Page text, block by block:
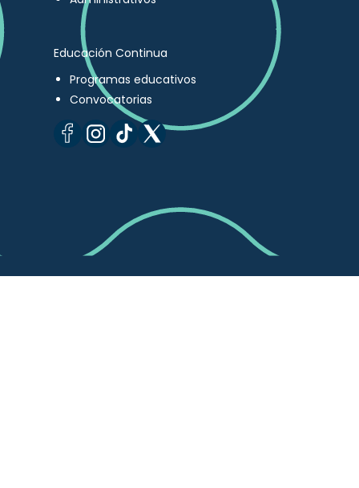
Educación Continua
Programas educativos
Convocatorias